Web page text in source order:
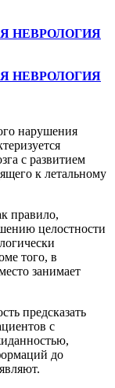
НЕВРОЛОГИЯ
НЕВРОЛОГИЯ
нарушения
с развитием
к летальному
правило,
целостности
того, в
занимает
предсказать
с
до